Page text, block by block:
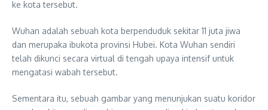
ke kota tersebut.
Wuhan adalah sebuah kota berpenduduk sekitar 11 juta jiwa
dan merupaka ibukota provinsi Hubei. Kota Wuhan sendiri
telah dikunci secara virtual di tengah upaya intensif untuk
mengatasi wabah tersebut.
Sementara itu, sebuah gambar yang menunjukan suatu koridor